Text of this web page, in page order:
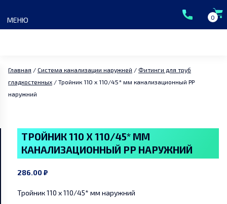
content
0
МЕНЮ
Каталог
ГК Сантермо
Доставка и оплата
Главная / Система канализации наружней / Фитинги для труб
гладкостенных / Тройник 110 x 110/45* мм канализационный PP
наружний
ТРОЙНИК 110 X 110/45* ММ
КАНАЛИЗАЦИОННЫЙ PP НАРУЖНИЙ
286.00₽
Тройник 110 x 110/45* мм наружний